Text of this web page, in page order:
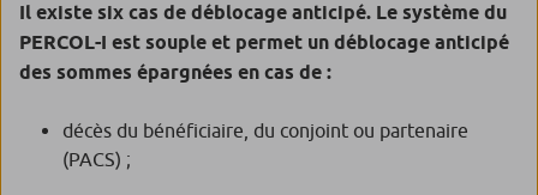
Il existe six cas de déblocage anticipé. Le système du
PERCOL-I est souple et permet un déblocage anticipé
des sommes épargnées en cas de :
décès du bénéficiaire, du conjoint ou partenaire
(PACS) ;